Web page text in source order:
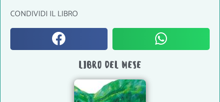
CONDIVIDI IL LIBRO
LIBRO DEL MESE